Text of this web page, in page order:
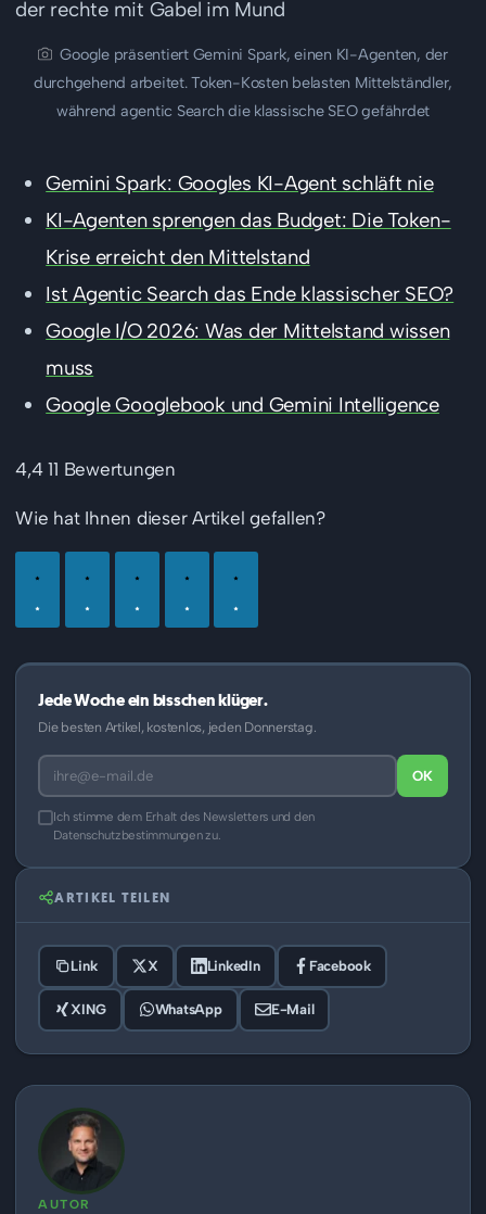
Google präsentiert Gemini Spark, einen KI-Agenten, der
durchgehend arbeitet. Token-Kosten belasten Mittelständler,
während agentic Search die klassische SEO gefährdet
Gemini Spark: Googles KI-Agent schläft nie
KI-Agenten sprengen das Budget: Die Token-
Krise erreicht den Mittelstand
Ist Agentic Search das Ende klassischer SEO?
Google I/O 2026: Was der Mittelstand wissen
muss
Google Googlebook und Gemini Intelligence
4,4 11 Bewertungen
Wie hat Ihnen dieser Artikel gefallen?
Jede Woche ein bisschen klüger.
Die besten Artikel, kostenlos, jeden Donnerstag.
OK
Ich stimme dem Erhalt des Newsletters und den
Datenschutzbestimmungen zu.
ARTIKEL TEILEN
Link X LinkedIn Facebook
XING WhatsApp E-Mail
AUTOR